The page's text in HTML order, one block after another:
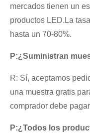
mercados tienen un
productos LED.La
hasta un 70-80%.
P:¿Suministran
R: Sí, aceptamos
una muestra gratis
comprador debe
P:¿Todos los